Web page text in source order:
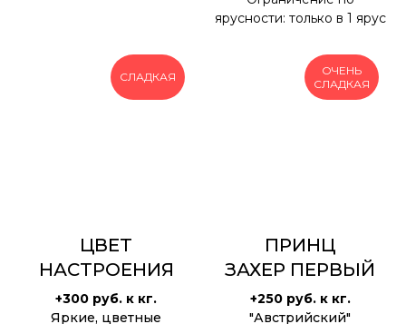
ярусности: только в 1 ярус
СЛАДКАЯ
ЦВЕТ
НАСТРОЕНИЯ
+300 руб. к кг.
Яркие, цветные
ОЧЕНЬ
СЛАДКАЯ
ПРИНЦ
ЗАХЕР ПЕРВЫЙ
+250 руб. к кг.
"Австрийский"